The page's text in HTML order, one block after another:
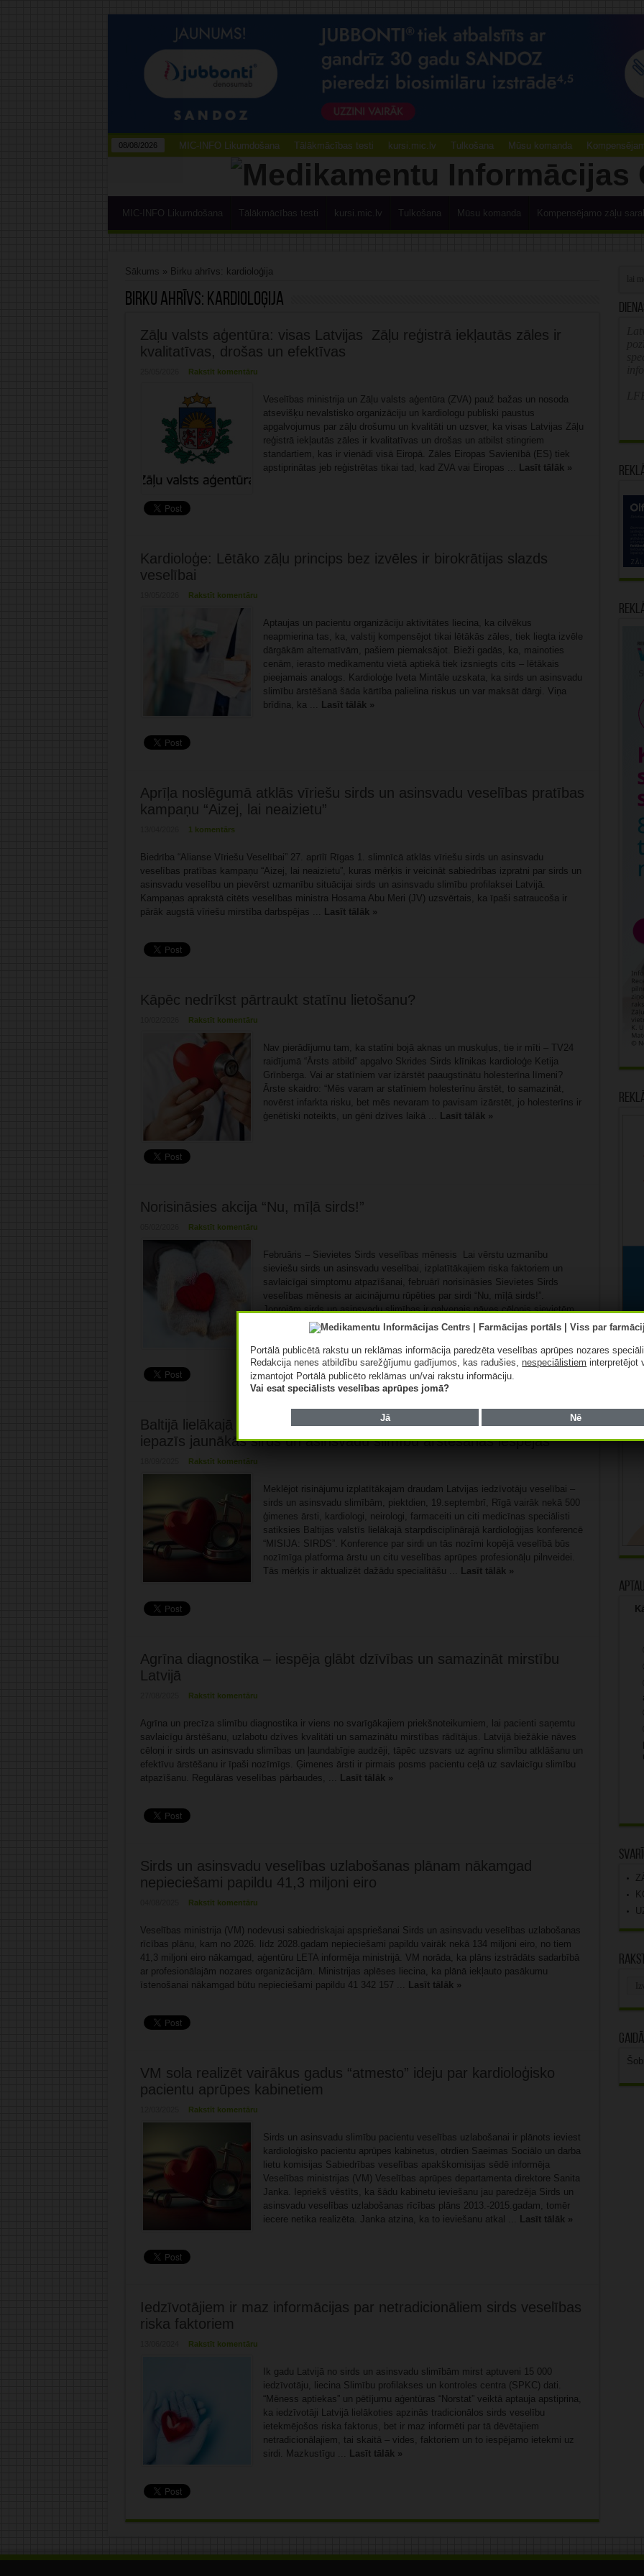
08/08/2026 MIC-INFO Likumdošana Tālākmācības testi kursi.mic.lv Tulkošana Mūsu komanda
MIC-INFO Likumdošana Tālākmācības testi kursi.mic.lv Tulkošana Mūsu komanda Kompensējamo zāļu
Sākums » Birku ahrīvs: kardioloģija
Birku ahrīvs: kardioloģija
Zāļu valsts aģentūra: visas Latvijas Zāļu reģistrā iekļautās zāles ir
kvalitatīvas, drošas un efektīvas
Rakstīt komentāru
Veselības ministrija un Zāļu valsts aģentūra (ZVA) pauž bažas un nosoda
atsevišķu nevalstisko organizāciju un kardiologu publiski paustus
apgalvojumus par zāļu drošumu un kvalitāti un uzsver, ka visas Latvijas Zāļu
reģistrā iekļautās zāles ir kvalitatīvas un drošas un atbilst stingriem
standartiem, kas ir vienādi visā Eiropā. Zāles Eiropas Savienībā (ES) tiek
apstiprinātas jeb reģistrētas tikai tad, kad ZVA vai Eiropas ... Lasīt tālāk »
Kardioloģe: Lētāko zāļu princips bez izvēles ir birokrātijas slazds
veselībai
Rakstīt komentāru
Aptaujas un pacientu organizāciju aktivitātes liecina, ka cilvēkus
neapmierina tas, ka, valstij kompensējot tikai lētākās zāles, tiek liegta izvēle
dārgākām alternatīvām, pašiem piemaksājot. Bieži gadās, ka, mainoties
cenām, ierasto medikamentu vietā aptiekā tiek izsniegts cits – lētākais
pieejamais analogs. Kardioloģe Iveta Mintāle uzskata, ka sirds un asinsvadu
slimību ārstēšanā šāda kārtība palielina riskus un var maksāt dārgi. Viņa
brīdina, ka ... Lasīt tālāk »
Aprīļa noslēgumā atklās vīriešu sirds un asinsvadu veselības pratības
kampaņu “Aizej, lai neaizietu”
1 komentārs
Biedrība “Alianse Vīriešu Veselībai” 27. aprīlī Rīgas 1. slimnīcā atklās vīriešu sirds un asinsvadu
veselības pratības kampaņu “Aizej, lai neaizietu”, kuras mērķis ir veicināt sabiedrības izpratni par sirds un
asinsvadu veselību un pievērst uzmanību situācijai sirds un asinsvadu slimību profilaksei Latvijā.
Kampaņas aprakstā citēts veselības ministra Hosama Abu Meri (JV) uzsvērtais, ka īpaši satraucoša ir
pārāk augstā vīriešu mirstība darbspējas ... Lasīt tālāk »
Kāpēc nedrīkst pārtraukt statīnu lietošanu?
Rakstīt komentāru
Nav pierādījumu tam, ka statīni bojā aknas un muskuļus, tie ir mīti – TV24
raidījumā “Ārsts atbild” apgalvo Skrides Sirds klīnikas kardioloģe Ketija
Grīnberga. Vai ar statīniem var izārstēt paaugstinātu holesterīna līmeni?
Ārste skaidro: “Mēs varam ar statīniem holesterīnu ārstēt, to samazināt,
novērst infarkta risku, bet mēs nevaram to pavisam izārstēt, jo holesterīns ir
ģenētiski noteikts, un gēni dzīves laikā ... Lasīt tālāk »
Norisināsies akcija “Nu, mīļā sirds!”
Rakstīt komentāru
Februāris – Sievietes Sirds veselības mēnesis Lai vērstu uzmanību
sieviešu sirds un asinsvadu veselībai, izplatītākajiem riska faktoriem un
savlaicīgai simptomu atpazīšanai, februārī norisināsies Sievietes Sirds
veselības mēnesis ar aicinājumu rūpēties par sirdi “Nu, mīļā sirds!”.
Joprojām sirds un asinsvadu slimības ir galvenais nāves cēlonis sievietēm
Latvijā. Saskaņā ar jaunākajiem Slimību profilakses un kontroles centra
datiem 2024. gadā no sirds un ...
Baltijā lielākajā kardioloģijas konferencē 500 medicīnas speciālisti
iepazīs jaunākās sirds un asinsvadu slimību ārstēšanas iespējas
Rakstīt komentāru
Meklējot risinājumu izplatītākajam draudam Latvijas iedzīvotāju veselībai –
sirds un asinsvadu slimībām, piektdien, 19.septembrī, Rīgā vairāk nekā 500
ģimenes ārsti, kardiologi, neirologi, farmaceiti un citi medicīnas speciālisti
satiksies Baltijas valstīs lielākajā starpdisciplinārajā kardioloģijas konferencē
“MISIJA: SIRDS”. Konference par sirdi un tās nozīmi kopējā veselībā būs
nozīmīga platforma ārstu un citu veselības aprūpes profesionāļu pilnveidei.
Tās mērķis ir aktualizēt dažādu specialitāšu ... Lasīt tālāk »
Agrīna diagnostika – iespēja glābt dzīvības un samazināt mirstību
Latvijā
Rakstīt komentāru
Agrīna un precīza slimību diagnostika ir viens no svarīgākajiem priekšnoteikumiem, lai pacienti saņemtu
savlaicīgu ārstēšanu, uzlabotu dzīves kvalitāti un samazinātu mirstības rādītājus. Latvijā biežākie nāves
cēloņi ir sirds un asinsvadu slimības un ļaundabīgie audzēji, tāpēc uzsvars uz agrīnu slimību atklāšanu un
efektīvu ārstēšanu ir īpaši nozīmīgs. Ģimenes ārsti ir pirmais posms pacientu ceļā uz savlaicīgu slimību
atpazīšanu. Regulāras veselības pārbaudes, ... Lasīt tālāk »
Sirds un asinsvadu veselības uzlabošanas plānam nākamgad
nepieciešami papildu 41,3 miljoni eiro
Rakstīt komentāru
Veselības ministrija (VM) nodevusi sabiedriskajai apspriešanai Sirds un asinsvadu veselības uzlabošanas
rīcības plānu, kam no 2026. līdz 2028.gadam nepieciešami papildu vairāk nekā 134 miljoni eiro, no tiem
41,3 miljoni eiro nākamgad, aģentūru LETA informēja ministrijā. VM norāda, ka plāns izstrādāts sadarbībā
ar profesionālajām nozares organizācijām. Ministrijas aplēses liecina, ka plānā iekļauto pasākumu
īstenošanai nākamgad būtu nepieciešami papildu 41 342 157 ... Lasīt tālāk »
VM sola realizēt vairākus gadus “atmesto” ideju par kardioloģisko
pacientu aprūpes kabinetiem
Rakstīt komentāru
Sirds un asinsvadu slimību pacientu veselības uzlabošanai ir plānots ieviest
kardioloģisko pacientu aprūpes kabinetus, otrdien Saeimas Sociālo un darba
lietu komisijas Sabiedrības veselības apakškomisijas sēdē informēja
Veselības ministrijas (VM) Veselības aprūpes departamenta direktore Sanita
Janka. Iepriekš vēstīts, ka šādu kabinetu ieviešanu jau paredzēja Sirds un
asinsvadu veselības uzlabošanas rīcības plāns 2013.-2015.gadam, tomēr
iecere netika realizēta. Janka atzina, ka to ieviešanu atkal ... Lasīt tālāk »
Iedzīvotājiem ir maz informācijas par netradicionāliem sirds veselības
riska faktoriem
Rakstīt komentāru
Ik gadu Latvijā no sirds un asinsvadu slimībām mirst aptuveni 15 000
iedzīvotāju, liecina Slimību profilakses un kontroles centra (SPKC) dati.
“Mēness aptiekas” un pētījumu aģentūras “Norstat” veiktā aptauja apstiprina,
ka iedzīvotāji Latvijā lielākoties apzinās tradicionālos sirds veselību
ietekmējošos riska faktorus, bet ir maz informēti par tā dēvētajiem
netradicionālajiem, tai skaitā – vides, faktoriem un to iespējamo ietekmi uz
sirdi. Mazkustīgu ... Lasīt tālāk »
Portālā publicētā rakstu un reklāmas informācija paredzēta veselības aprūpes nozares
Redakcija nenes atbildību sarežģījumu gadījumos, kas radušies,nespeciālistiem interpretējot
izmantojot Portālā publicēto reklāmas un/vai rakstu informāciju.
Vai esat speciālists veselības aprūpes jomā?
Jā Nē